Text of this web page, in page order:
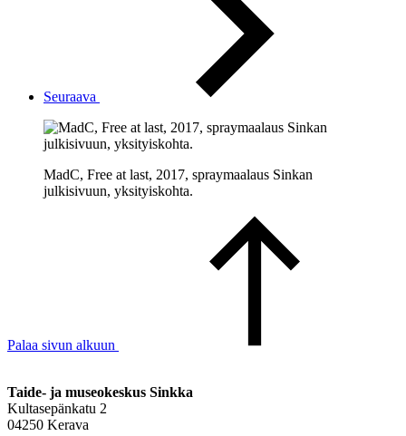
Seuraava
MadC, Free at last, 2017, spraymaalaus Sinkan
julkisivuun, yksityiskohta.
Palaa sivun alkuun
Taide- ja museokeskus Sinkka
Kultasepänkatu 2
04250 Kerava